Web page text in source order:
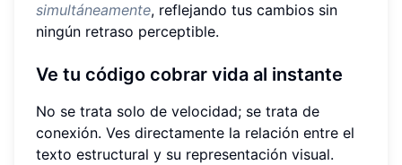
simultáneamente, reflejando tus cambios sin
ningún retraso perceptible.
Ve tu código cobrar vida al instante
No se trata solo de velocidad; se trata de
conexión. Ves directamente la relación entre el
texto estructural y su representación visual.